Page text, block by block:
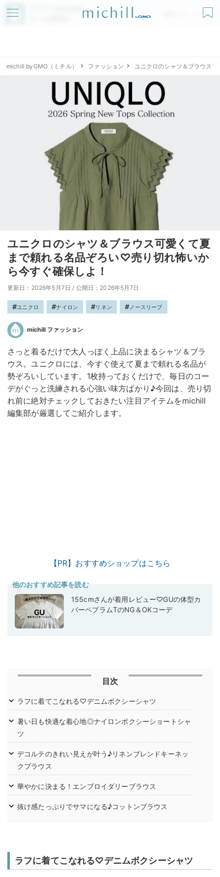
アプリでmichillが
無料ダウンロード
michill byGMO（ミチル） ファッション ユニクロのシャツ＆ブラウス
ユニクロのシャツ＆ブラウス可愛くて夏
まで頼れる名品ぞろい♡売り切れ怖いか
ら今すぐ確保しよ！
更新日：2026年5月7日 / 公開日：2026年5月7日
ユニクロ ナイロン リネン ノースリーブ
michill ファッション
さっと着るだけで大人っぽく上品に決まるシャツ＆ブラ
ウス。ユニクロには、今すぐ使えて夏まで頼れる名品が
勢ぞろいしています。1枚持っておくだけで、毎日のコー
デがぐっと洗練される心強い味方ばかり♪今回は、売り切
れ前に絶対チェックしておきたい注目アイテムをmichill
編集部が厳選してご紹介します。
【PR】おすすめショップはこちら
他のおすすめ記事を読む
155cmさんが着用レビュー♡GUの体型カ
バーペプラムTのNG＆OKコーデ
目次
ラフに着てこなれる♡デニムボクシーシャツ
暑い日も快適な着心地◎ナイロンボクシーショートシャ
ツ
デコルテのきれい見えが叶う♪リネンブレンドキーネッ
クブラウス
華やかに決まる！エンブロイダリーブラウス
抜け感たっぷりでサマになる♪コットンブラウス
ラフに着てこなれる♡デニムボクシーシャツ